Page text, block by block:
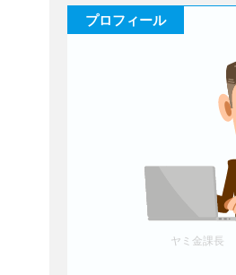
プロフィール
ヤミ金課長